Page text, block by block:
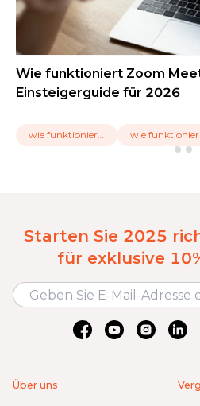
Wie funktioniert Zoom
Einsteigerguide für 2026
wie funktioniert zoom meeting
Starten Sie 2025
für exklusive
Über uns